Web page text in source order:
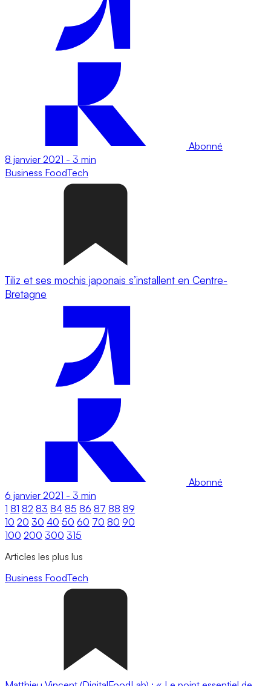
Abonné
8 janvier 2021 - 3 min
Business FoodTech
Tiliz et ses mochis japonais s’installent en Centre-
Bretagne
Abonné
6 janvier 2021 - 3 min
1 81 82 83 84 85 86 87 88 89
10 20 30 40 50 60 70 80 90
100 200 300 315
Articles les plus lus
Business FoodTech